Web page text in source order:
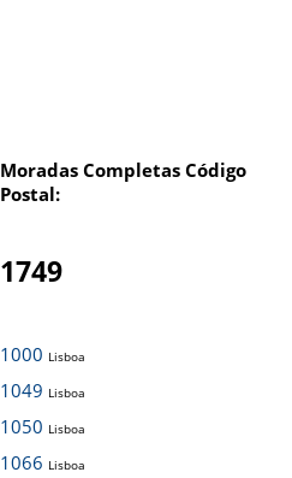
Moradas Completas Código
Postal:
1749
1000 Lisboa
1049 Lisboa
1050 Lisboa
1066 Lisboa